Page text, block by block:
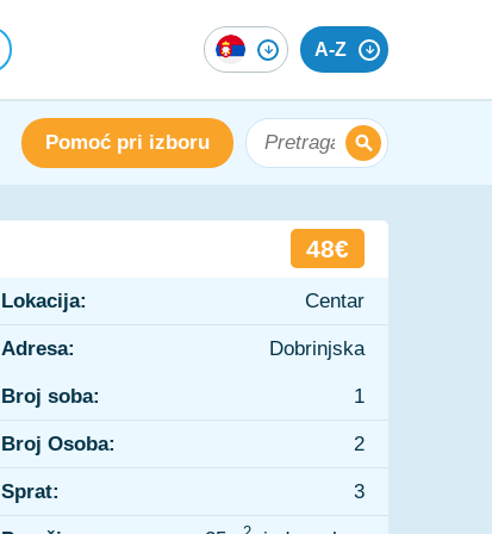
A-Z
Pomoć pri izboru
48€
Lokacija: Centar
Adresa: Dobrinjska
Broj soba: 1
Broj Osoba: 2
Sprat: 3